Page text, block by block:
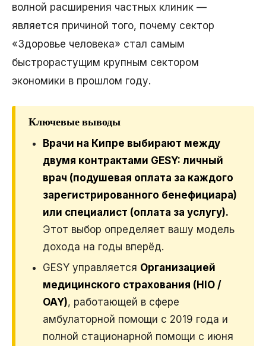
волной расширения частных клиник —
является причиной того, почему сектор
«Здоровье человека» стал самым
быстрорастущим крупным сектором
экономики в прошлом году.
Ключевые выводы
Врачи на Кипре выбирают между
двумя контрактами GESY: личный
врач (подушевая оплата за каждого
зарегистрированного бенефициара)
или специалист (оплата за услугу).
Этот выбор определяет вашу модель
дохода на годы вперёд.
GESY управляется Организацией
медицинского страхования (HIO /
ΟΑΥ), работающей в сфере
амбулаторной помощи с 2019 года и
полной стационарной помощи с июня